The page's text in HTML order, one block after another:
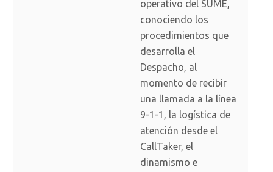
operativo del SUME,
conociendo los
procedimientos que
desarrolla el
Despacho, al
momento de recibir
una llamada a la línea
9-1-1, la logística de
atención desde el
CallTaker, el
dinamismo e